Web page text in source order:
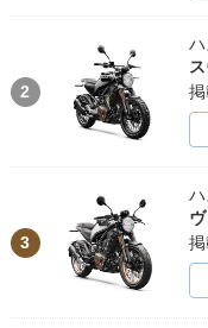
2
3